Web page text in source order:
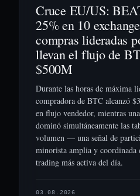
Cruce EU/US:
25% en 10
compras lideradas
llevan el flujo de
$500M
Durante las horas de máxima
compradora de BTC alcanzó
en flujo vendedor, mientras
dominó simultáneamente las
volumen — una señal de
minorista amplia y coordinada
trading más activa del día.
03.08.2026